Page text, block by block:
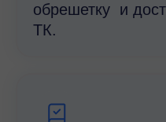
обрешетку и
ТК.